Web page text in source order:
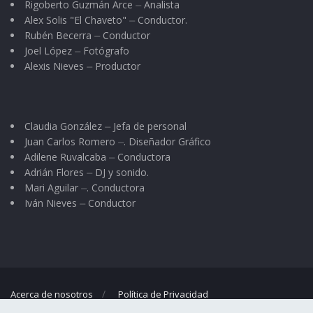
Rigoberto Guzmán Arce ⏤ Analista
Alex Solis "El Chaveto" ⏤ Conductor.
Rubén Becerra ⏤ Conductor
Joel López ⏤ Fotógrafo
Alexis Nieves ⏤ Productor
Claudia González ⏤ Jefa de personal
Juan Carlos Romero ⏤. Diseñador Gráfico
Adilene Ruvalcaba ⏤ Conductora
Adrián Flores ⏤ DJ y sonido.
Mari Aguilar ⏤. Conductora
Iván Nieves ⏤ Conductor
Acerca de nosotros Política de Privacidad